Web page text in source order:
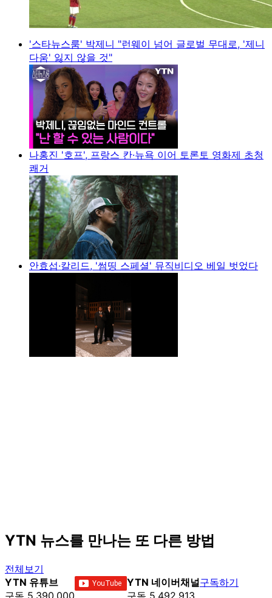
'스타뉴스룸' 박제니 "런웨이 넘어 글로벌 무대로, '제니
다움' 잃지 않을 것"
나홍진 '호프', 프랑스 칸·뉴욕 이어 토론토 영화제 초청
쾌거
안효섭·칼리드, '썸띵 스페셜' 뮤직비디오 베일 벗었다
YTN 뉴스를 만나는 또 다른 방법
전체보기
YTN 유튜브
구독 5,390,000
YTN 네이버채널
구독 5,492,913
구독하기